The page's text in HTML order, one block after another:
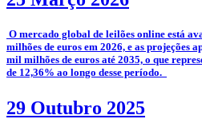
O mercado global de leilões online está
milhões de euros em 2026, e as projeções
mil milhões de euros até 2035, o que
de 12,36% ao longo desse período.
29 Outubro 2025